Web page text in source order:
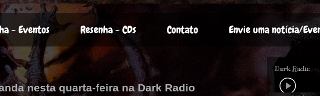
- Eventos Resenha - CDs Contato Envie uma notícia/
nesta quarta-feira na Dark Radio
Dark Radio